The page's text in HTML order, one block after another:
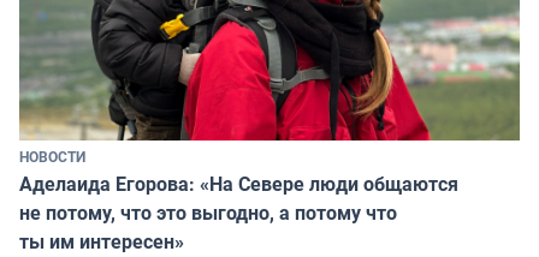
НОВОСТИ
Аделаида Егорова: «На Севере люди общаются
не потому, что это выгодно, а потому что
ты им интересен»